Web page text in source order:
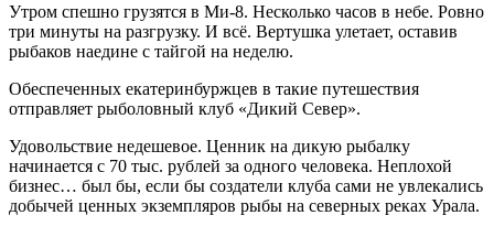
Утром спешно грузятся в Ми-8. Несколько часов в небе. Ровно
три минуты на разгрузку. И всё. Вертушка улетает, оставив
рыбаков наедине с тайгой на неделю.
Обеспеченных екатеринбуржцев в такие путешествия
отправляет рыболовный клуб «Дикий Север».
Удовольствие недешевое. Ценник на дикую рыбалку
начинается с 70 тыс. рублей за одного человека. Неплохой
бизнес… был бы, если бы создатели клуба сами не увлекались
добычей ценных экземпляров рыбы на северных реках Урала.